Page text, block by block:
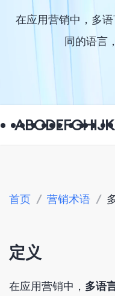
在应用营销中，多
同的语言
ABCDEFGHIJK
首页 / 营销术语 /
定义
在应用营销中， 多语